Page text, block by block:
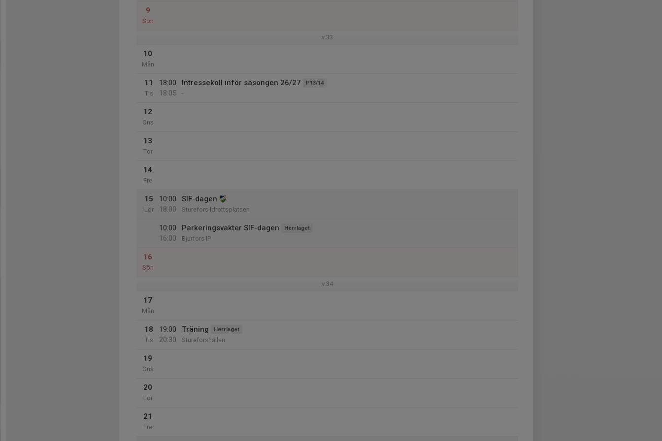
9
Sön
v.33
10
Mån
11
Tis
18:00
18:05
Intressekoll inför säsongen 26/27 P13/14
-
12
Ons
13
Tor
14
Fre
15
Lör
10:00
18:00
SIF-dagen
Sturefors Idrottsplatsen
10:00
16:00
Parkeringsvakter SIF-dagen Herrlaget
Bjurfors IP
16
Sön
v.34
17
Mån
18
Tis
19:00
20:30
Träning Herrlaget
Stureforshallen
19
Ons
20
Tor
21
Fre